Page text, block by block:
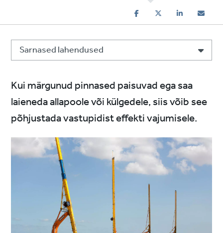
Sarnased lahendused
Kui märgunud pinnased paisuvad ega saa
laieneda allapoole või külgedele, siis võib see
põhjustada vastupidist effekti vajumisele.